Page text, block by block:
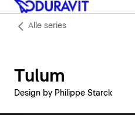
Alle series
Tulum
Design by Philippe Starck